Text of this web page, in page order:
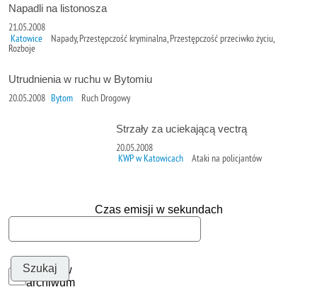
Napadli na listonosza
21.05.2008
Katowice Napady, Przestępczość kryminalna, Przestępczość przeciwko życiu,
Rozboje
Utrudnienia w ruchu w Bytomiu
20.05.2008 Bytom Ruch Drogowy
Strzały za uciekającą vectrą
20.05.2008
KWP w Katowicach Ataki na policjantów
Czas emisji w sekundach
Szukaj w
archiwum